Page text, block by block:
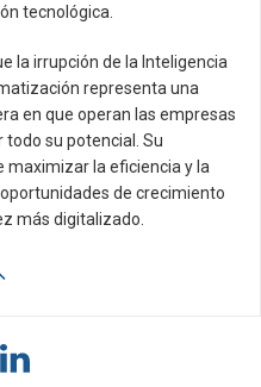
tecnológica.
la irrupción de la Inteligencia
representa una
en que operan las empresas
todo su potencial. Su
la eficiencia y la
de crecimiento
más digitalizado.